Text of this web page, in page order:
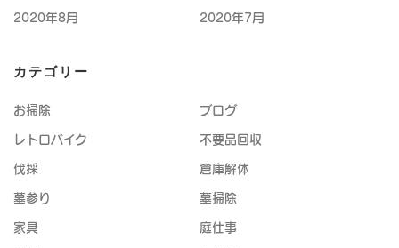
2020年8月 2020年7月
カテゴリー
お掃除 ブログ
レトロバイク 不要品回収
伐採 倉庫解体
墓参り 墓掃除
家具 庭仕事